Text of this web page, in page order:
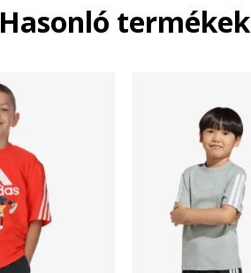
Hasonló termékek